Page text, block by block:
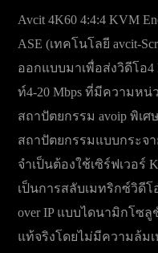
Avcit 4K60 4:4:4 KVM
ASE (เทคโนโลยี avcit-
ออกแบบมาเพื่อส่งวิดีโอ4
ท์4-20 Mbps ที่มีความหน่
สถาปัตยกรรม avoip พิเศ
สถาปัตยกรรมแบบกระจ
จำเป็นต้องใช้เซิร์ฟเวอร์
เป็นการสลับเมทริกซ์วิดี
over IP แบบไดนามิกโซลู
แท้จริงโดยไม่มีความล้มเ